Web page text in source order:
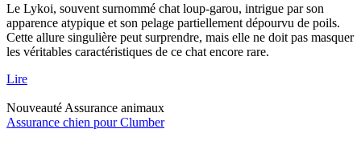
Le Lykoi, souvent surnommé chat loup-garou, intrigue par son
apparence atypique et son pelage partiellement dépourvu de poils.
Cette allure singulière peut surprendre, mais elle ne doit pas masquer
les véritables caractéristiques de ce chat encore rare.
Lire
Nouveauté Assurance animaux
Assurance chien pour Clumber